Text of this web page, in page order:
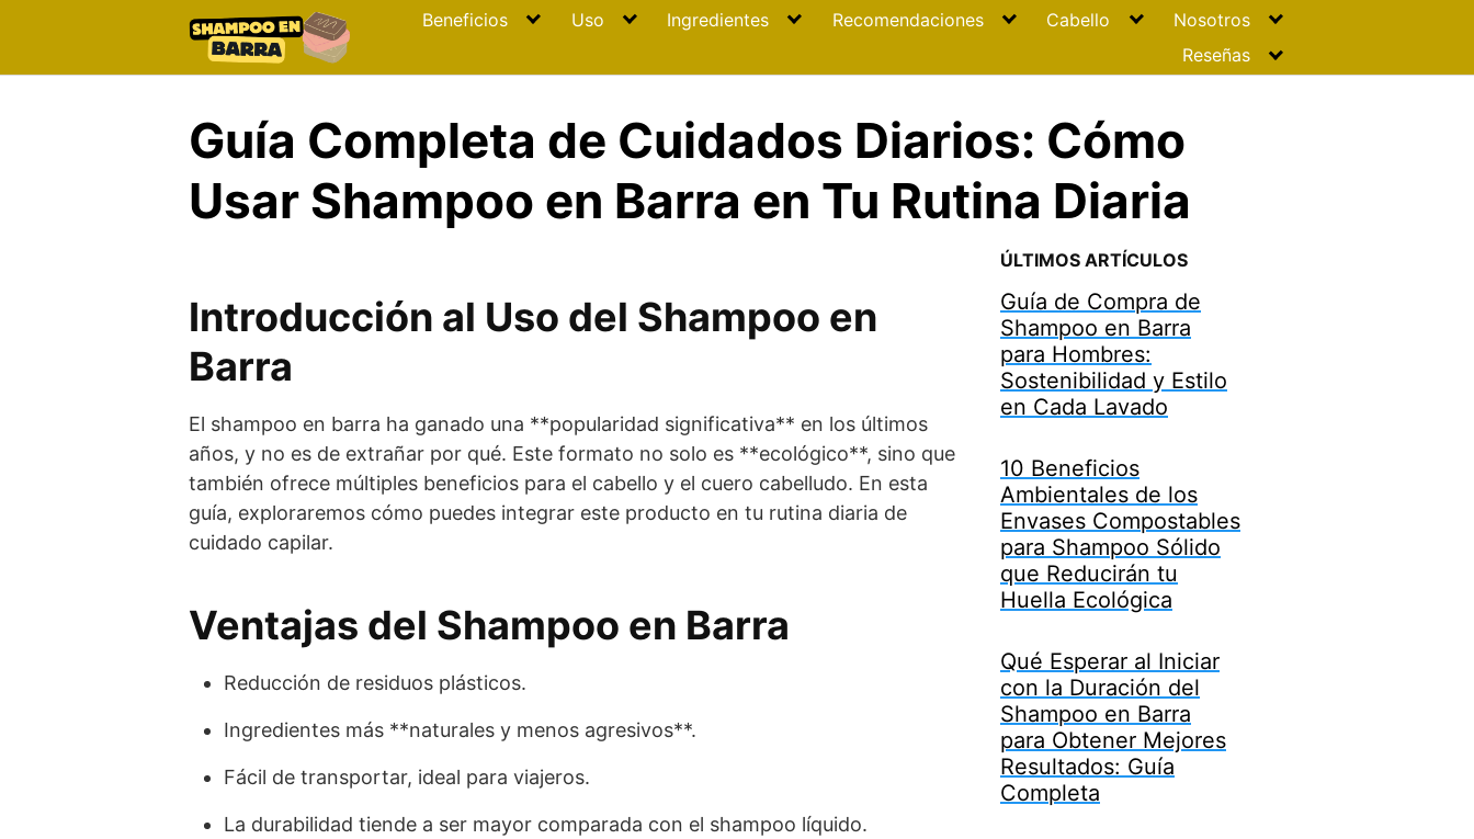
Beneficios Uso Ingredientes Recomendaciones Cabello
Nosotros
Reseñas
Guía Completa de Cuidados Diarios: Cómo
Usar Shampoo en Barra en Tu Rutina Diaria
Introducción al Uso del Shampoo en
Barra
El shampoo en barra ha ganado una **popularidad significativa** en los últimos
años, y no es de extrañar por qué. Este formato no solo es **ecológico**, sino que
también ofrece múltiples beneficios para el cabello y el cuero cabelludo. En esta
guía, exploraremos cómo puedes integrar este producto en tu rutina diaria de
cuidado capilar.
Ventajas del Shampoo en Barra
Reducción de residuos plásticos.
Ingredientes más **naturales y menos agresivos**.
Fácil de transportar, ideal para viajeros.
La durabilidad tiende a ser mayor comparada con el shampoo líquido.
ÚLTIMOS ARTÍCULOS
Guía de Compra de
Shampoo en Barra
para Hombres:
Sostenibilidad y Estilo
en Cada Lavado
10 Beneficios
Ambientales de los
Envases Compostables
para Shampoo Sólido
que Reducirán tu
Huella Ecológica
Qué Esperar al Iniciar
con la Duración del
Shampoo en Barra
para Obtener Mejores
Resultados: Guía
Completa